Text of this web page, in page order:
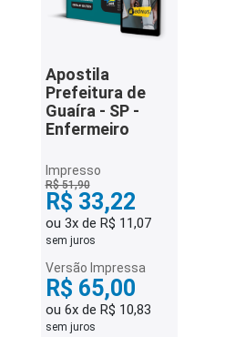
Apostila
Prefeitura de
Guaíra - SP -
Enfermeiro
Impresso
R$ 51,90
R$ 33,22
ou 3x de R$ 11,07
sem juros
Versão Impressa
R$ 65,00
ou 6x de R$ 10,83
sem juros